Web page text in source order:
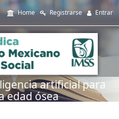
Home Registrarse Entrar
artificial para
edad ósea